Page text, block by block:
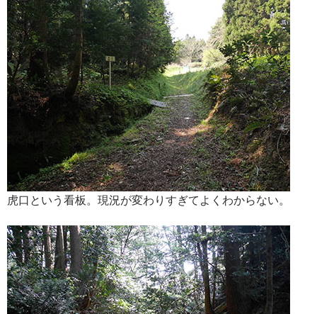
虎口という看板。現況が変わりすぎてよくわからない。